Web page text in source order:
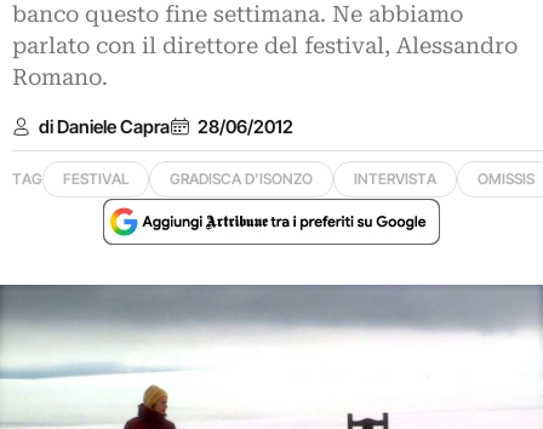
banco questo fine settimana. Ne abbiamo
parlato con il direttore del festival, Alessandro
Romano.
di Daniele Capra 28/06/2012
TAG FESTIVAL GRADISCA D'ISONZO INTERVISTA OMISSIS